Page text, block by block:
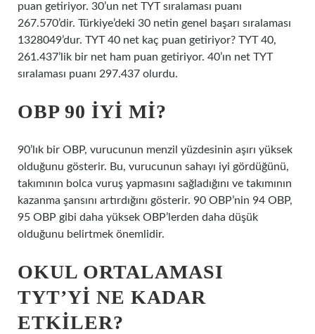
puan getiriyor. 30’un net TYT sıralaması puanı
267.570’dir. Türkiye’deki 30 netin genel başarı sıralaması
1328049’dur. TYT 40 net kaç puan getiriyor? TYT 40,
261.437’lik bir net ham puan getiriyor. 40’ın net TYT
sıralaması puanı 297.437 olurdu.
OBP 90 IYI MI?
90’lık bir OBP, vurucunun menzil yüzdesinin aşırı yüksek
olduğunu gösterir. Bu, vurucunun sahayı iyi gördüğünü,
takımının bolca vuruş yapmasını sağladığını ve takımının
kazanma şansını artırdığını gösterir. 90 OBP’nin 94 OBP,
95 OBP gibi daha yüksek OBP’lerden daha düşük
olduğunu belirtmek önemlidir.
OKUL ORTALAMASI
TYT’YI NE KADAR
ETKILER?